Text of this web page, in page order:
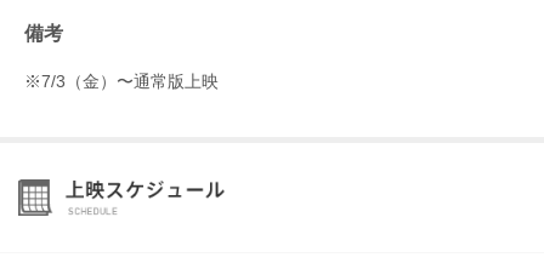
備考
※7/3（金）〜通常版上映